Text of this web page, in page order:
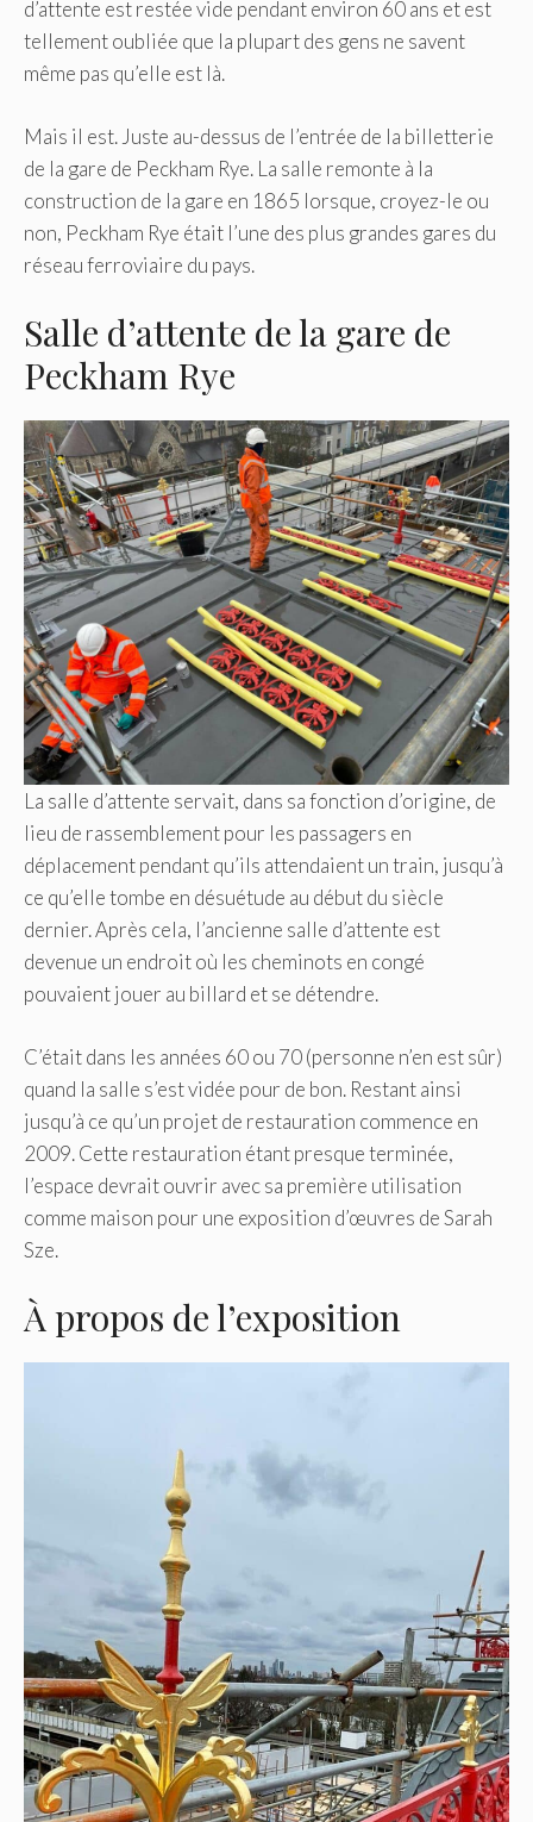
d’attente est restée vide pendant environ 60 ans et est
tellement oubliée que la plupart des gens ne savent
même pas qu’elle est là.
Mais il est. Juste au-dessus de l’entrée de la billetterie
de la gare de Peckham Rye. La salle remonte à la
construction de la gare en 1865 lorsque, croyez-le ou
non, Peckham Rye était l’une des plus grandes gares du
réseau ferroviaire du pays.
Salle d’attente de la gare de
Peckham Rye
La salle d’attente servait, dans sa fonction d’origine, de
lieu de rassemblement pour les passagers en
déplacement pendant qu’ils attendaient un train, jusqu’à
ce qu’elle tombe en désuétude au début du siècle
dernier. Après cela, l’ancienne salle d’attente est
devenue un endroit où les cheminots en congé
pouvaient jouer au billard et se détendre.
C’était dans les années 60 ou 70 (personne n’en est sûr)
quand la salle s’est vidée pour de bon. Restant ainsi
jusqu’à ce qu’un projet de restauration commence en
2009. Cette restauration étant presque terminée,
l’espace devrait ouvrir avec sa première utilisation
comme maison pour une exposition d’œuvres de Sarah
Sze.
À propos de l’exposition